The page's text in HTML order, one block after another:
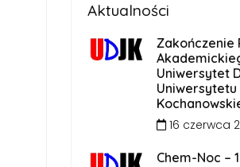
Aktualności
Zakończenie
Uniwersytet
Uniwersytetu
16 czerwca
Chem-Noc –